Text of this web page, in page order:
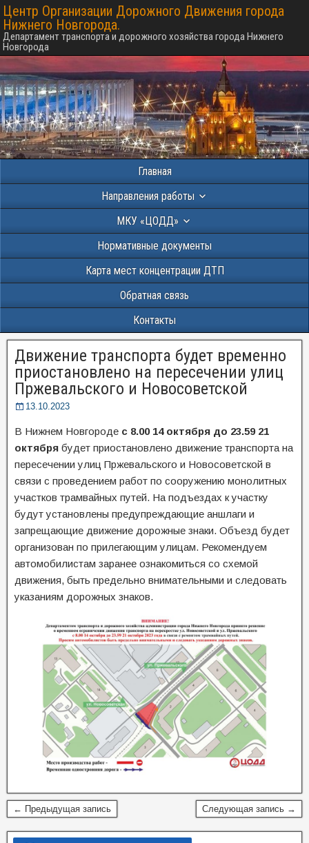
Центр Организации Дорожного Движения города
Нижнего Новгорода.
Департамент транспорта и дорожного хозяйства города Нижнего
Новгорода
Главная
Направления работы
МКУ «ЦОДД»
Нормативные документы
Карта мест концентрации ДТП
Обратная связь
Контакты
Движение транспорта будет временно
приостановлено на пересечении улиц
Пржевальского и Новосоветской
13.10.2023
В Нижнем Новгороде с 8.00 14 октября до 23.59 21
октября будет приостановлено движение транспорта на
пересечении улиц Пржевальского и Новосоветской в
связи с проведением работ по сооружению монолитных
участков трамвайных путей. На подъездах к участку
будут установлены предупреждающие аншлаги и
запрещающие движение дорожные знаки. Объезд будет
организован по прилегающим улицам. Рекомендуем
автомобилистам заранее ознакомиться со схемой
движения, быть предельно внимательными и следовать
указаниям дорожных знаков.
← Предыдущая запись Следующая запись →